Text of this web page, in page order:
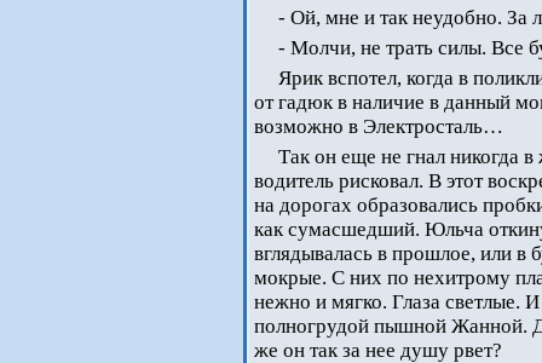
- Ой, мне и так неудобно. За
- Молчи, не трать силы. Все
Ярик вспотел, когда в
от гадюк в наличие в данный
возможно в Электросталь…
Так он еще не гнал никогда
водитель рисковал. В этот
на дорогах образовались
как сумасшедший. Юльча
вглядывалась в прошлое, или в
мокрые. С них по нехитрому
нежно и мягко. Глаза светлые.
полногрудой пышной Жанной.
же он так за нее душу рвет?